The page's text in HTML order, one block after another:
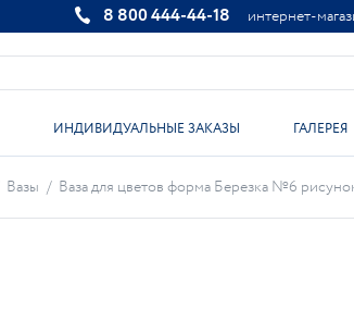
8 800 444-44-18 интернет-
ИНДИВИДУАЛЬНЫЕ ЗАКАЗЫ ГАЛЕРЕЯ
Вазы / Ваза для цветов форма Березка №6